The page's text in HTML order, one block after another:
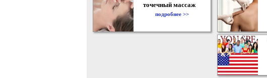
точечный массаж
подробнее >>